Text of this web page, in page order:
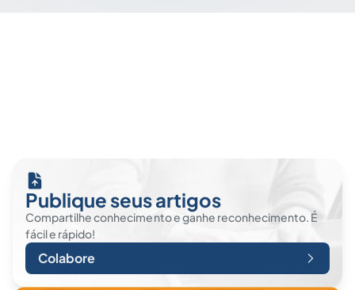
Publique seus artigos
Compartilhe conhecimento e ganhe reconhecimento. É
fácil e rápido!
Colabore